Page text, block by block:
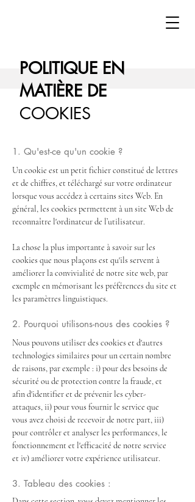
POLITIQUE EN
MATIÈRE DE
COOKIES
1. Qu'est-ce qu'un cookie ?
Un cookie est un petit fichier constitué de lettres
et de chiffres, et téléchargé sur votre ordinateur
lorsque vous accédez à certains sites Web. En
général, les cookies permettent à un site Web de
reconnaître l'ordinateur de l’utilisateur.
La chose la plus importante à savoir sur les
cookies que nous plaçons est qu'ils servent à
améliorer la convivialité de notre site web, par
exemple en mémorisant les préférences du site et
les paramètres linguistiques.
2. Pourquoi utilisons-nous des cookies ?
Nous pouvons utiliser des cookies et d'autres
technologies similaires pour un certain nombre
de raisons, par exemple : i) pour des besoins de
sécurité ou de protection contre la fraude, et
afin d'identifier et de prévenir les cyber-
attaques, ii) pour vous fournir le service que
vous avez choisi de recevoir de notre part, iii)
pour contrôler et analyser les performances, le
fonctionnement et l'efficacité de notre service
et iv) améliorer votre expérience utilisateur.
3. Tableau des cookies :